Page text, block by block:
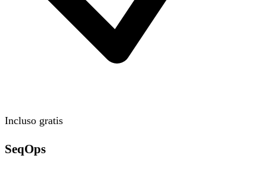
Incluso gratis
SeqOps